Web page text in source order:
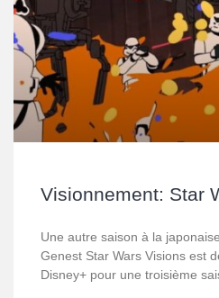
Visionnement: Star
Une autre saison à la
Genest Star Wars Visions est
Disney+ pour une troisième